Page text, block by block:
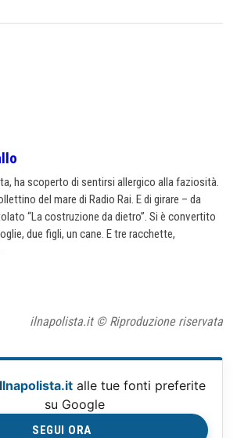
ha scoperto di sentirsi allergico alla faziosità.
del mare di Radio Rai. E di girare – da
“La costruzione da dietro”. Si è convertito
due figli, un cane. E tre racchette,
ilnapolista.it © Riproduzione riservata
Ilnapolista.it alle tue fonti preferite
su Google
SEGUI ORA